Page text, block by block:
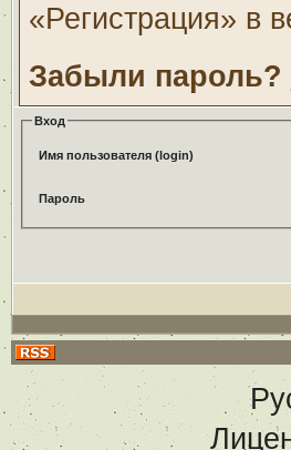
«Регистрация» в
Забыли пароль?
Вход
Имя пользователя (login)
Пароль